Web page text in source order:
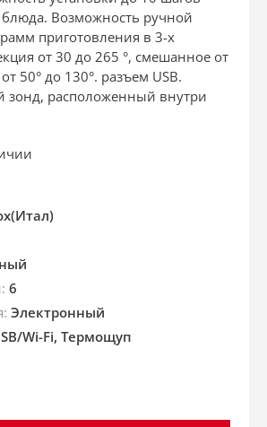
Возможность ручной
приготовления в 3-х
от 30 до 265 °, смешанное от
50° до 130°. разъем USB.
зонд, расположенный внутри
6
Электронный
Wi-Fi, Термощуп